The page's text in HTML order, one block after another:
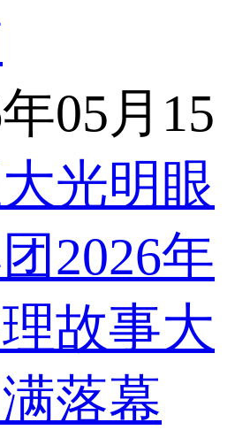
05月15
光明眼
2026年
故事大
落幕